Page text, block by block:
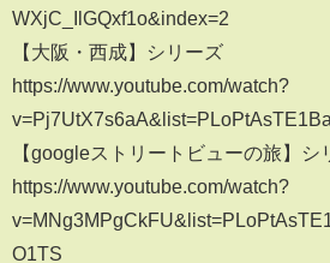
WXjC_IlGQxf1o&index=2
【大阪・西成】シリーズ
https://www.youtube.com/watch?
【googleストリートビューの旅】シ
https://www.youtube.com/watch?
O1TS